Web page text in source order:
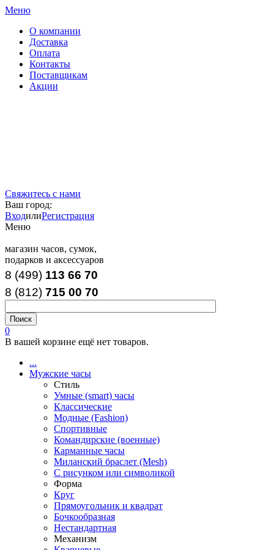
Меню
О компании
Доставка
Оплата
Контакты
Поставщикам
Акции
Свяжитесь с нами
Ваш город:
ВходилиРегистрация
Меню
магазин часов, сумок,
подарков и аксессуаров
8 (499) 113 66 70
8 (812) 715 00 70
0
В вашей корзине ещё нет товаров.
...
Мужские часы
Стиль
Умные (smart) часы
Классические
Модные (Fashion)
Спортивные
Командирские (военные)
Карманные часы
Миланский браслет (Mesh)
С рисунком или символикой
Форма
Круг
Прямоугольник и квадрат
Бочкообразная
Нестандартная
Механизм